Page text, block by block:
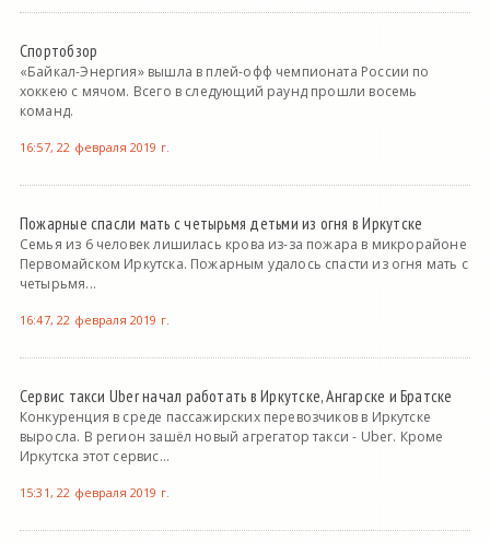
Спортобзор
«Байкал-Энергия» вышла в плей-офф чемпионата России по
хоккею с мячом. Всего в следующий раунд прошли восемь
команд.
16:57, 22 февраля 2019 г.
Пожарные спасли мать с четырьмя детьми из огня в Иркутске
Семья из 6 человек лишилась крова из-за пожара в микрорайоне
Первомайском Иркутска. Пожарным удалось спасти из огня мать с
четырьмя...
16:47, 22 февраля 2019 г.
Сервис такси Uber начал работать в Иркутске, Ангарске и Братске
Конкуренция в среде пассажирских перевозчиков в Иркутске
выросла. В регион зашёл новый агрегатор такси - Uber. Кроме
Иркутска этот сервис...
15:31, 22 февраля 2019 г.